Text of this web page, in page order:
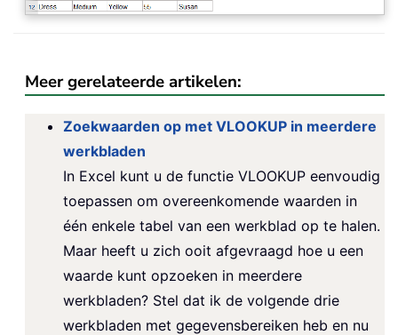
Meer gerelateerde artikelen:
Zoekwaarden op met VLOOKUP in meerdere
werkbladen
In Excel kunt u de functie VLOOKUP eenvoudig
toepassen om overeenkomende waarden in
één enkele tabel van een werkblad op te halen.
Maar heeft u zich ooit afgevraagd hoe u een
waarde kunt opzoeken in meerdere
werkbladen? Stel dat ik de volgende drie
werkbladen met gegevensbereiken heb en nu